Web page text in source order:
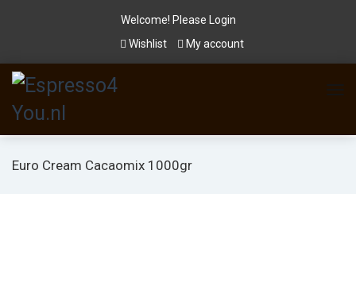
Welcome! Please
Login
Wishlist
My account
Euro Cream Cacaomix 1000gr